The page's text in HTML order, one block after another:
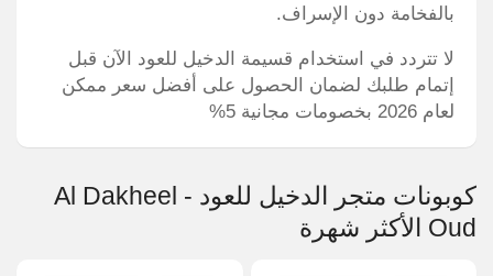
بالفخامة دون الإسراف.
لا تتردد في استخدام قسيمة الدخيل للعود الآن قبل
إتمام طلبك لضمان الحصول على أفضل سعر ممكن
لعام 2026 بخصومات مجانية 5%
كوبونات متجر الدخيل للعود - Al Dakheel
Oud الأكثر شهرة